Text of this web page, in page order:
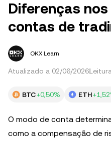
Diferenças
contas de
OKX Learn
Atualizado a 02/06/2026
BTC+0,50% ETH
O modo de conta
como a compensação de